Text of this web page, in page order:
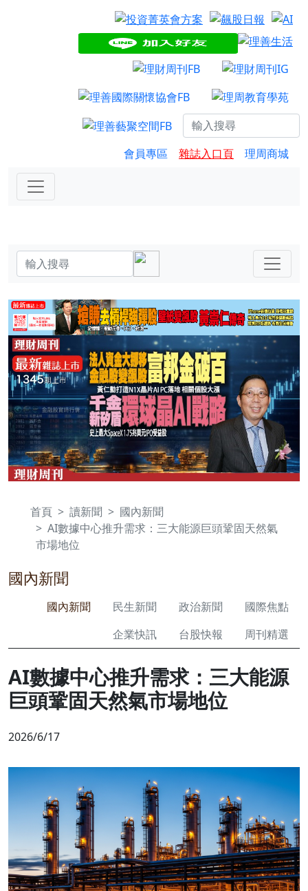
會員專區 雜誌入口頁 理周商城
首頁 讀新聞
國內新聞
AI數據中心推升需求：三大能源巨頭鞏固天然氣
市場地位
國內新聞
國內新聞 民生新聞 政治新聞
國際焦點
企業快訊
台股快報 周刊精選
AI數據中心推升需求：三大能源
巨頭鞏固天然氣市場地位
2026/6/17